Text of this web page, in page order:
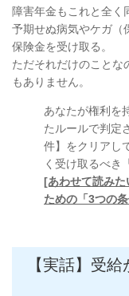
障害年金もこれと全く
予期せぬ病気やケガ（
保険金を受け取る。
ただそれだけのことな
もありません。
あなたが権利を
たルールで判定
件】をクリアし
く受け取るべき
[あわせて読み
ための「3つの
【実話】受